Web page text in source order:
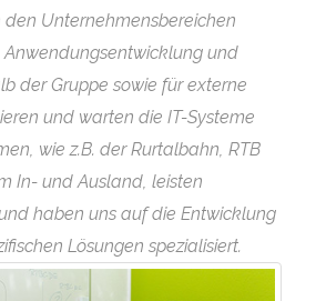
den Unternehmensbereichen
und
der Gruppe sowie für externe
und warten die IT-Systeme
wie z.B. der Rurtalbahn, RTB
In- und Ausland, leisten
haben uns auf die Entwicklung
Lösungen spezialisiert.